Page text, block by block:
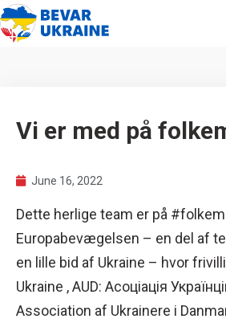
Vi er med på
June 16, 2022
Dette herlige team er på
Europabevægelsen – en del af
en lille bid af Ukraine – hvor
Ukraine , AUD: Асоціація
Association af Ukrainere i